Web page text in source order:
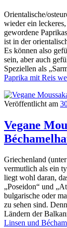
Orientalische/
wieder ein
gewordene
ist in der
Es können also
sein, aber auch
Speziellen als
Paprika mit Reis
Veröffentlicht am
Vegane
Griechenland
vermutlich als ein
liegt wohl daran,
„Poseidon“ und
bulgarische oder
zu sehen sind.
Ländern der
Linsen und